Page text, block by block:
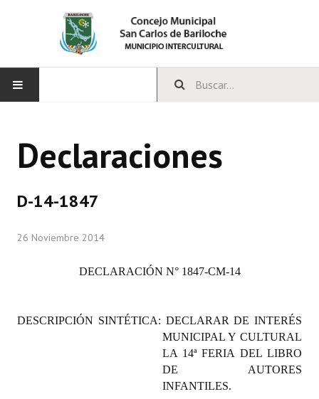
CONCEJO
Comisiones Especiales
Declaraciones
D-14-1847
26 Noviembre 2014
DECLARACIÓN N° 1847-CM-14
DESCRIPCIÓN SINTÉTICA: DECLARAR DE INTERÉS
MUNICIPAL Y CULTURAL
LA 14ª FERIA DEL LIBRO
DE AUTORES
INFANTILES.